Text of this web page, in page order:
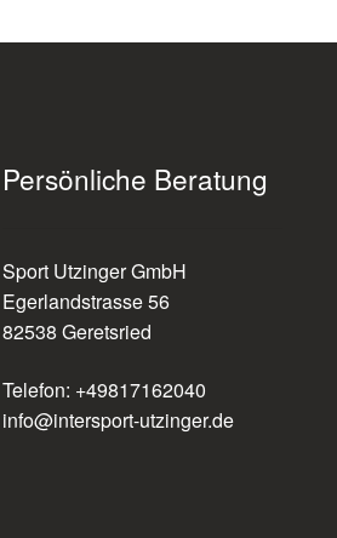
Persönliche Beratung
Sport Utzinger GmbH
Egerlandstrasse 56
82538 Geretsried
Telefon: +49817162040
info@intersport-utzinger.de